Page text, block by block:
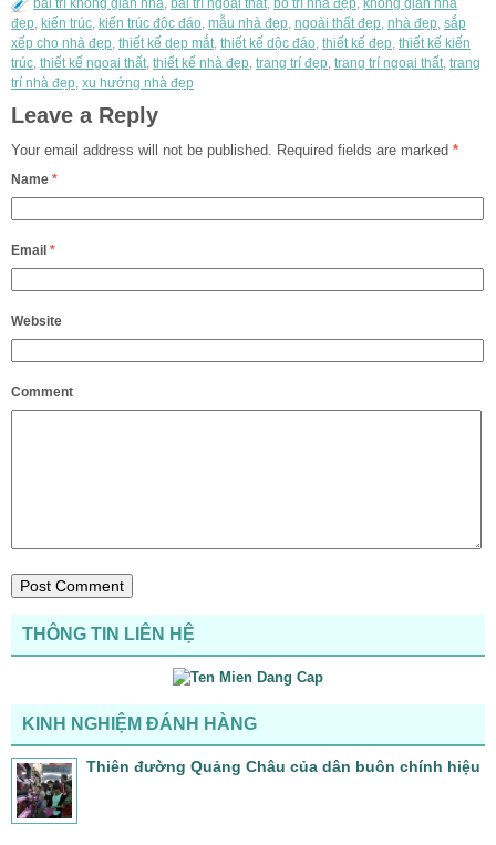
bài trí không gian nhà, bài trí ngoại thất, bố trí nhà đẹp, không gian nhà
đẹp, kiến trúc, kiến trúc độc đáo, mẫu nhà đẹp, ngoài thất đẹp, nhà đẹp, sắp
xếp cho nhà đẹp, thiết kế dẹp mắt, thiết kế dộc đáo, thiết kế đẹp, thiết kế kiến
trúc, thiết kế ngoại thất, thiết kế nhà đẹp, trang trí đẹp, trang trí ngoại thất, trang
trí nhà đẹp, xu hướng nhà đẹp
Leave a Reply
Your email address will not be published. Required fields are marked *
Name *
Email *
Website
Comment
THÔNG TIN LIÊN HỆ
KINH NGHIỆM ĐÁNH HÀNG
Thiên đường Quảng Châu của dân buôn chính hiệu